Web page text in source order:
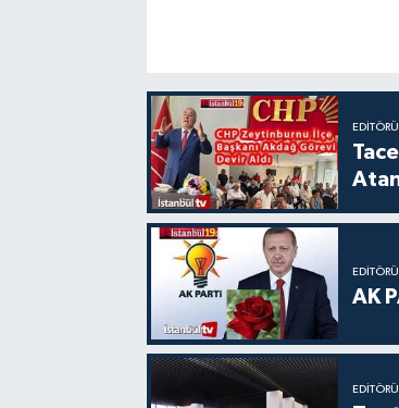
AK